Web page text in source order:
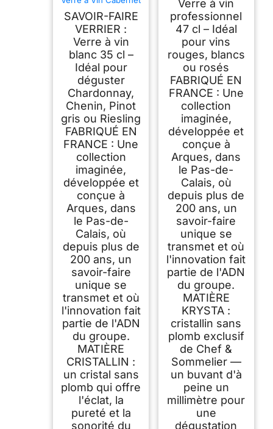
SAVOIR-FAIRE
VERRIER :
Verre à vin
blanc 35 cl –
Idéal pour
déguster
Chardonnay,
Chenin, Pinot
gris ou Riesling
FABRIQUÉ EN
FRANCE : Une
collection
imaginée,
développée et
conçue à
Arques, dans
le Pas-de-
Calais, où
depuis plus de
200 ans, un
savoir-faire
unique se
transmet et où
l'innovation fait
partie de l'ADN
du groupe.
MATIÈRE
CRISTALLIN :
un cristal sans
plomb qui offre
l'éclat, la
pureté et la
sonorité du
Verre à vin
professionnel
47 cl – Idéal
pour vins
rouges, blancs
ou rosés
FABRIQUÉ EN
FRANCE : Une
collection
imaginée,
développée et
conçue à
Arques, dans
le Pas-de-
Calais, où
depuis plus de
200 ans, un
savoir-faire
unique se
transmet et où
l'innovation fait
partie de l'ADN
du groupe.
MATIÈRE
KRYSTA :
cristallin sans
plomb exclusif
de Chef &
Sommelier —
un buvant d'à
peine un
millimètre pour
une
dégustation